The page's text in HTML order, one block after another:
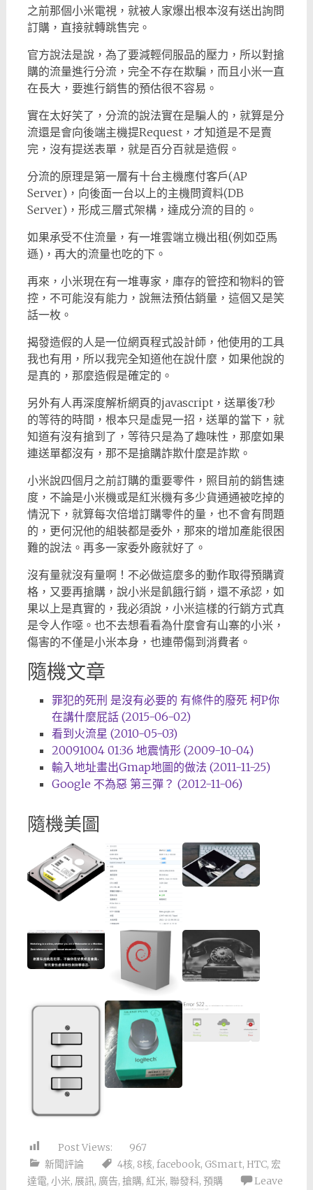
之前那個小米電視，就被人家爆出根本沒有送出詢問
訂購，直接就轉跳售完。
官方說法是說，為了要減輕伺服品的壓力，所以對搶
購的流量進行分流，完全不存在欺騙，而且小米一直
在長大，要進行銷售的預估很不容易。
實在太好笑了，分流的說法實在是騙人的，就算是分
流還是會向後端主機提Request，才知道是不是賣
完，沒有提送表單，就是百分百就是造假。
分流的原理是第一層有十台主機應付客戶(AP
Server)，向後面一台以上的主機問資料(DB
Server)，形成三層式架構，達成分流的目的。
如果承受不住流量，有一堆雲端立機出租(例如亞馬
遜)，再大的流量也吃的下。
再來，小米現在有一堆專家，庫存的管控和物料的管
控，不可能沒有能力，說無法預估銷量，這個又是笑
話一枚。
揭發造假的人是一位網頁程式設計師，他使用的工具
我也有用，所以我完全知道他在說什麼，如果他說的
是真的，那麼造假是確定的。
另外有人再深度解析網頁的javascript，送單後7秒
的等待的時間，根本只是虛晃一招，送單的當下，就
知道有沒有搶到了，等待只是為了趣味性，那麼如果
連送單都沒有，那不是搶購詐欺什麼是詐欺。
小米說四個月之前訂購的重要零件，照目前的銷售速
度，不論是小米機或是紅米機有多少貨通通被吃掉的
情況下，就算每次倍增訂購零件的量，也不會有問題
的，更何況他的組裝都是委外，那來的增加產能很困
難的說法。再多一家委外廠就好了。
沒有量就沒有量啊！不必做這麼多的動作取得預購資
格，又要再搶購，說小米是飢餓行銷，還不承認，如
果以上是真實的，我必須說，小米這樣的行銷方式真
是令人作噁。也不去想看看為什麼會有山寨的小米，
傷害的不僅是小米本身，也連帶傷到消費者。
隨機文章
罪犯的死刑 是沒有必要的 有條件的廢死 柯P你
在講什麼屁話 (2015-06-02)
看到火流星 (2010-05-03)
20091004 01:36 地震情形 (2009-10-04)
輸入地址畫出Gmap地圖的做法 (2011-11-25)
Google 不為惡 第三彈？ (2012-11-06)
隨機美圖
Post Views:
967
新聞評論
4核, 8核, facebook, GSmart, HTC, 宏
達電, 小米, 展訊, 廣告, 搶購, 紅米, 聯發科, 預購
Leave